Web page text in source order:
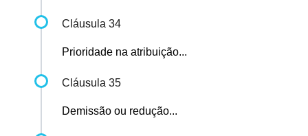
Cláusula 34
Prioridade na atribuição...
Cláusula 35
Demissão ou redução...